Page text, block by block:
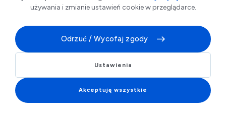
Optyk Legnica
Zapraszamy do naszego salonu optycznego w
Legnicy przy:
ul. Złotoryjska 14 Legnica
ul. Chojnowska 11 Legnica
ul. Chojnowska 41 Galeria Ferio
używania i zmianie ustawień cookie w przeglądarce.
Odrzuć / Wycofaj zgody
Ustawienia
Akceptuję wszystkie